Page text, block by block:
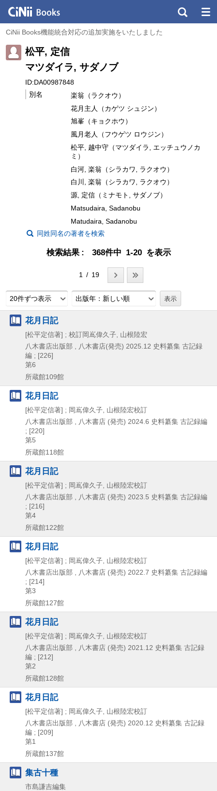
CiNii Books機能統合対応の追加実施をいたしました
松平, 定信
マツダイラ, サダノブ
ID:DA00987848
別名
楽翁（ラクオウ）
花月主人（カゲツ シュジン）
旭峯（キョクホウ）
風月老人（フウゲツ ロウジン）
松平, 越中守（マツダイラ, エッチュウノカ
ミ）
白河, 楽翁（シラカワ, ラクオウ）
白川, 楽翁（シラカワ, ラクオウ）
源, 定信（ミナモト, サダノブ）
Matsudaira, Sadanobu
Matudaira, Sadanobu
同姓同名の著者を検索
検索結果 368件中 1-20 を表示
1 / 19
20件ずつ表示 出版年：新しい順
花月日記
[松平定信著] ; 校訂岡嶌偉久子, 山根陸宏
八木書店出版部 , 八木書店(発売) 2025.12 史料纂集 古記録
編 ; [226]
第6
所蔵館109館
花月日記
[松平定信著] ; 岡嶌偉久子, 山根陸宏校訂
八木書店出版部 , 八木書店 (発売) 2024.6 史料纂集 古記録編
; [220]
第5
所蔵館118館
花月日記
[松平定信著] ; 岡嶌偉久子, 山根陸宏校訂
八木書店出版部 , 八木書店 (発売) 2023.5 史料纂集 古記録編
; [216]
第4
所蔵館122館
花月日記
[松平定信著] ; 岡嶌偉久子, 山根陸宏校訂
八木書店出版部 , 八木書店 (発売) 2022.7 史料纂集 古記録編
; [214]
第3
所蔵館127館
花月日記
[松平定信著] ; 岡嶌偉久子, 山根陸宏校訂
八木書店出版部 , 八木書店 (発売) 2021.12 史料纂集 古記録
編 ; [212]
第2
所蔵館128館
花月日記
[松平定信著] ; 岡嶌偉久子, 山根陸宏校訂
八木書店出版部 , 八木書店 (発売) 2020.12 史料纂集 古記録
編 ; [209]
第1
所蔵館137館
集古十種
市島謙吉編集